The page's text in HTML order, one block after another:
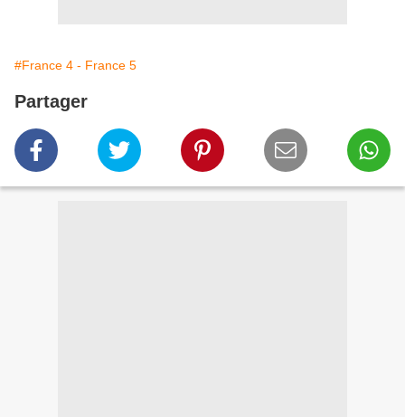
#France 4 - France 5
Partager